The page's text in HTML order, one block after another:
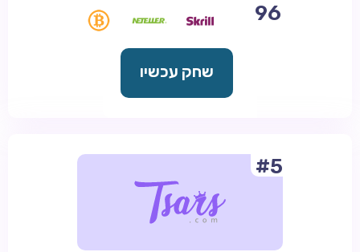
96
שחק עכשיו
#5